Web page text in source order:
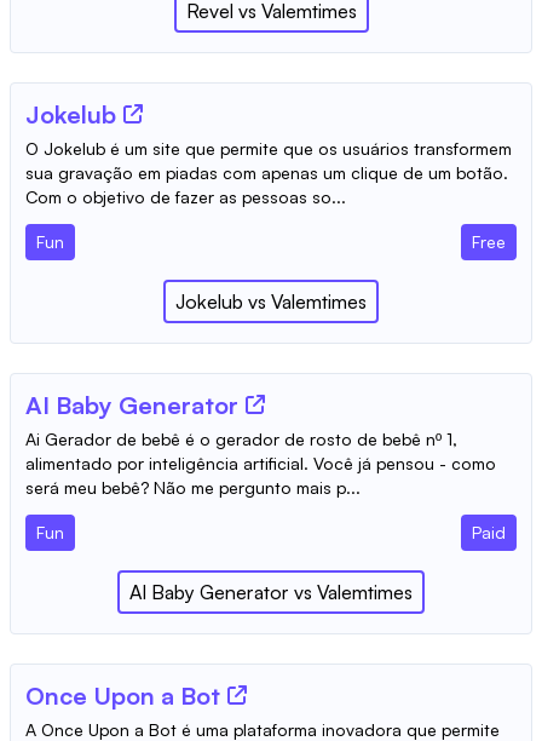
Revel vs Valemtimes
Jokelub
O Jokelub é um site que permite que os usuários transformem
sua gravação em piadas com apenas um clique de um botão.
Com o objetivo de fazer as pessoas so...
Fun Free
Jokelub vs Valemtimes
AI Baby Generator
Ai Gerador de bebê é o gerador de rosto de bebê nº 1,
alimentado por inteligência artificial. Você já pensou - como
será meu bebê? Não me pergunto mais p...
Fun Paid
AI Baby Generator vs Valemtimes
Once Upon a Bot
A Once Upon a Bot é uma plataforma inovadora que permite